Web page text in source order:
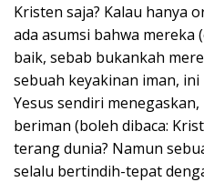
Kristen saja? Kalau hanya
ada asumsi bahwa
baik, sebab bukankah
sebuah keyakinan iman,
Yesus sendiri
beriman (boleh dibaca:
terang dunia? Namun
selalu bertindih-tepat